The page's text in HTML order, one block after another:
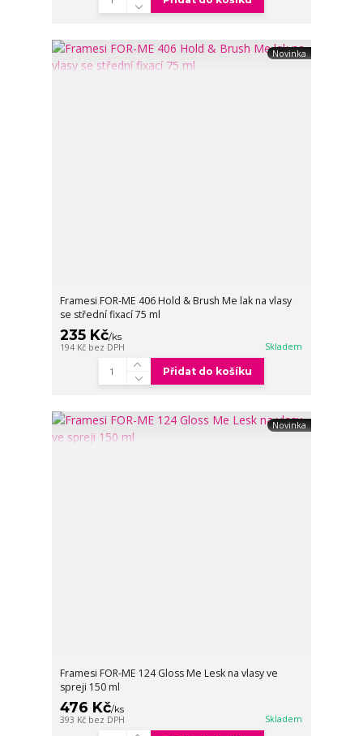
Novinka
Framesi FOR-ME 406 Hold & Brush Me lak na vlasy
se střední fixací 75 ml
235 Kč/ks
194 Kč bez DPH Skladem
Přidat do košíku
Novinka
Framesi FOR-ME 124 Gloss Me Lesk na vlasy ve
spreji 150 ml
476 Kč/ks
393 Kč bez DPH Skladem